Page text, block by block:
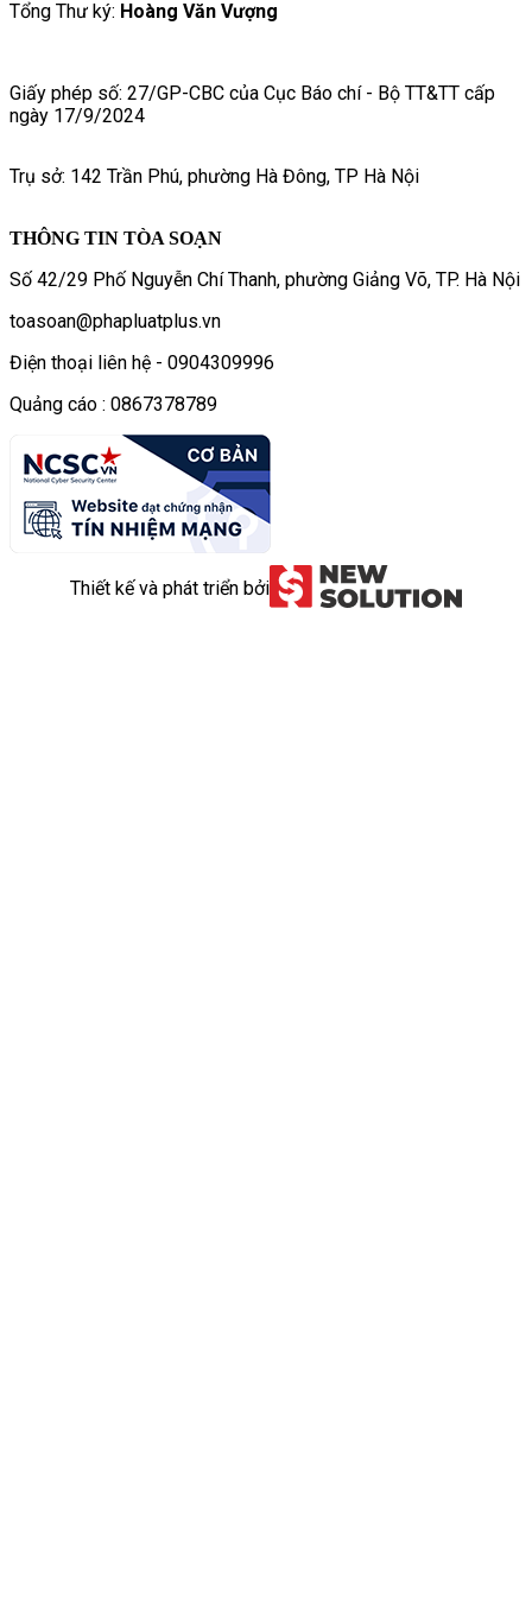
Tổng Thư ký: Hoàng Văn Vượng
Giấy phép số: 27/GP-CBC của Cục Báo chí - Bộ TT&TT cấp
ngày 17/9/2024
Trụ sở: 142 Trần Phú, phường Hà Đông, TP Hà Nội
THÔNG TIN TÒA SOẠN
Số 42/29 Phố Nguyễn Chí Thanh, phường Giảng Võ, TP. Hà Nội
toasoan@phapluatplus.vn
Điện thoại liên hệ - 0904309996
Quảng cáo : 0867378789
Thiết kế và phát triển bởi